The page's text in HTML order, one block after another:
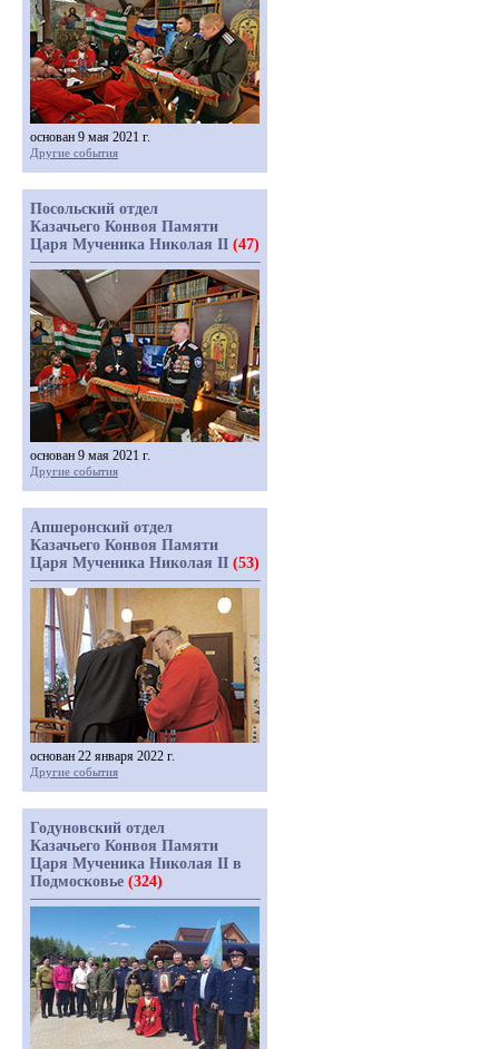
основан 9 мая 2021 г.
Другие события
Посольский отдел
Казачьего Конвоя Памяти
Царя Мученика Николая II (47)
основан 9 мая 2021 г.
Другие события
Апшеронский отдел
Казачьего Конвоя Памяти
Царя Мученика Николая II (53)
основан 22 января 2022 г.
Другие события
Годуновский отдел
Казачьего Конвоя Памяти
Царя Мученика Николая II в
Подмосковье (324)